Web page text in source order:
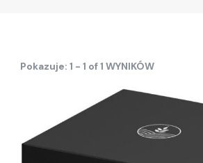
Pokazuje: 1 - 1 of 1 WYNIKÓW